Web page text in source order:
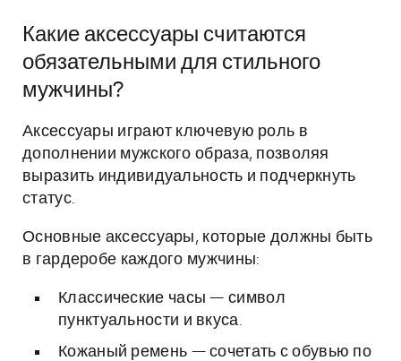
Какие аксессуары считаются
обязательными для стильного
мужчины?
Аксессуары играют ключевую роль в
дополнении мужского образа, позволяя
выразить индивидуальность и подчеркнуть
статус.
Основные аксессуары, которые должны быть
в гардеробе каждого мужчины:
Классические часы — символ
пунктуальности и вкуса.
Кожаный ремень — сочетать с обувью по